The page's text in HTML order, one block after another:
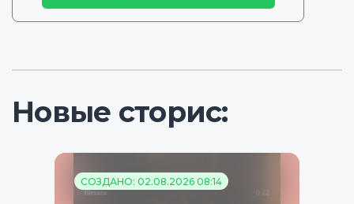
Новые сторис:
СОЗДАНО: 02.08.2026 08:14